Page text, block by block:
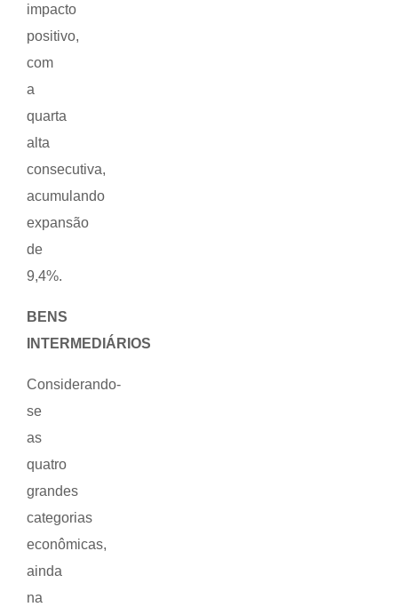
impacto
positivo,
com
a
quarta
alta
consecutiva,
acumulando
expansão
de
9,4%.
BENS
INTERMEDIÁRIOS
Considerando-
se
as
quatro
grandes
categorias
econômicas,
ainda
na